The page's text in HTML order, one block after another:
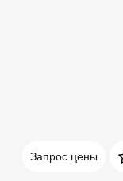
Запрос цены